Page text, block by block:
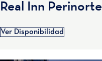
Real Inn Perinorte
Ver Disponibilidad